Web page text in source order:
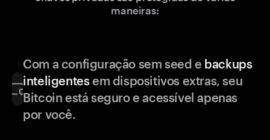
maneiras:
Com a configuração sem seed e backups
inteligentesem dispositivos extras, seu
Bitcoin está seguro e acessível apenas
por você.